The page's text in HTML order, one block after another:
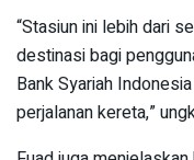
“Stasiun ini lebih dari
destinasi bagi
Bank Syariah
perjalanan kereta,”